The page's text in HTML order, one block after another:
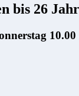
bis 26